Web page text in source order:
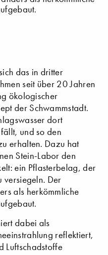
das in dritter
seit über 20 Jahren
ökologischer
der Schwammstadt.
dort
und so den
erhalten. Dazu hat
Stein-Labor den
ein Pflasterbelag, der
versiegeln. Der
als herkömmliche
dabei als
reflektiert,
Luftschadstoffe